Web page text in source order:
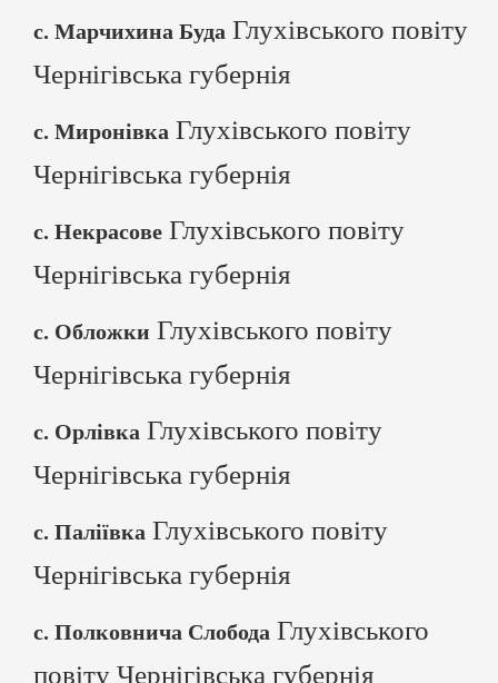
с. Марчихина Буда Глухівського повіту
Чернігівська губернія
с. Миронівка Глухівського повіту
Чернігівська губернія
с. Некрасове Глухівського повіту
Чернігівська губернія
с. Обложки Глухівського повіту
Чернігівська губернія
с. Орлівка Глухівського повіту
Чернігівська губернія
с. Паліївка Глухівського повіту
Чернігівська губернія
с. Полковнича Слобода Глухівського
повіту Чернігівська губернія